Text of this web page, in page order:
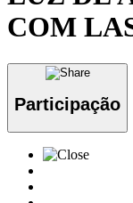
COM
Participação